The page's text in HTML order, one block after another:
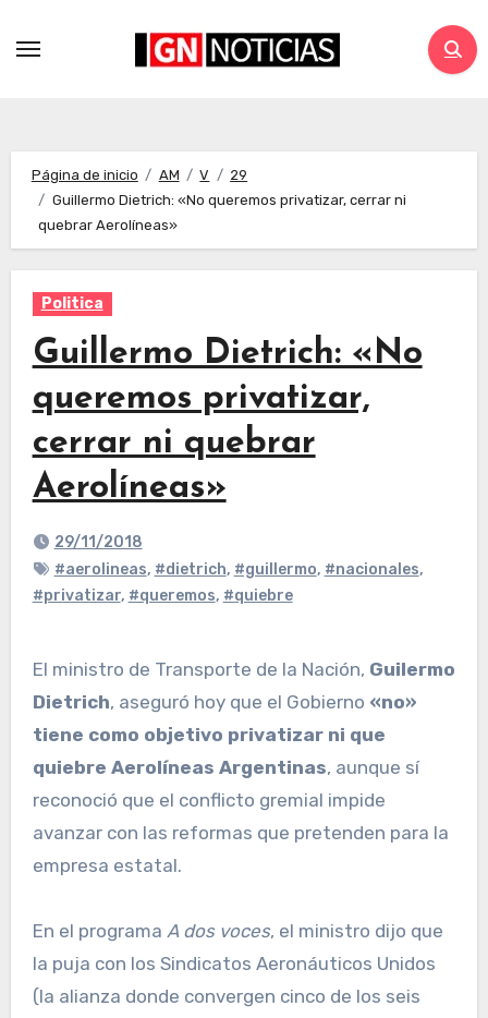
Página de inicio AM V
29
Guillermo Dietrich: «No queremos privatizar, cerrar ni
quebrar Aerolíneas»
Politica
Guillermo Dietrich: «No
queremos privatizar,
cerrar ni quebrar
Aerolíneas»
29/11/2018
#aerolineas, #dietrich, #guillermo, #nacionales,
#privatizar, #queremos, #quiebre
El ministro de Transporte de la Nación, Guilermo
Dietrich, aseguró hoy que el Gobierno «no»
tiene como objetivo privatizar ni que
quiebre Aerolíneas Argentinas, aunque sí
reconoció que el conflicto gremial impide
avanzar con las reformas que pretenden para la
empresa estatal.
En el programa A dos voces, el ministro dijo que
la puja con los Sindicatos Aeronáuticos Unidos
(la alianza donde convergen cinco de los seis